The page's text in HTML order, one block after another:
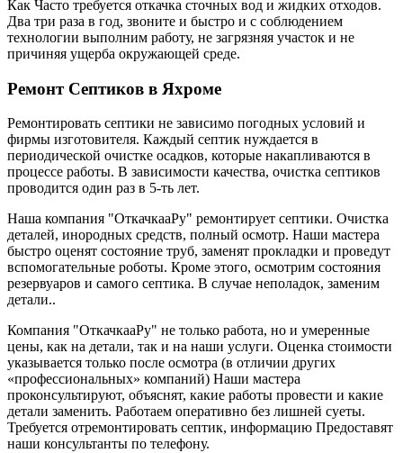
Как Часто требуется откачка сточных вод и жидких отходов.
Два три раза в год, звоните и быстро и с соблюдением
технологии выполним работу, не загрязняя участок и не
причиняя ущерба окружающей среде.
Ремонт Септиков в Яхроме
Ремонтировать септики не зависимо погодных условий и
фирмы изготовителя. Каждый септик нуждается в
периодической очистке осадков, которые накапливаются в
процессе работы. В зависимости качества, очистка септиков
проводится один раз в 5-ть лет.
Наша компания "ОткачкааРу" ремонтирует септики. Очистка
деталей, инородных средств, полный осмотр. Наши мастера
быстро оценят состояние труб, заменят прокладки и проведут
вспомогательные роботы. Кроме этого, осмотрим состояния
резервуаров и самого септика. В случае неполадок, заменим
детали..
Компания "ОткачкааРу" не только работа, но и умеренные
цены, как на детали, так и на наши услуги. Оценка стоимости
указывается только после осмотра (в отличии других
«профессиональных» компаний) Наши мастера
проконсультируют, объяснят, какие работы провести и какие
детали заменить. Работаем оперативно без лишней суеты.
Требуется отремонтировать септик, информацию Предоставят
наши консультанты по телефону.